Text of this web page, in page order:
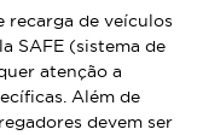
recarga de veículos
SAFE (sistema de
atenção a
Além de
devem ser